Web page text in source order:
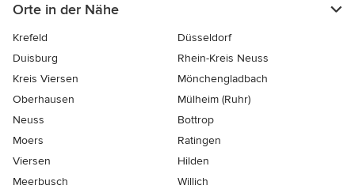
Orte in der Nähe
Krefeld
Düsseldorf
Duisburg
Rhein-Kreis Neuss
Kreis Viersen
Mönchengladbach
Oberhausen
Mülheim (Ruhr)
Neuss
Bottrop
Moers
Ratingen
Viersen
Hilden
Meerbusch
Willich